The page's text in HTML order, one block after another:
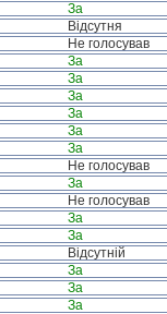
За
Відсутня
Не голосував
За
За
За
За
За
За
Не голосував
За
Не голосував
За
За
Відсутній
За
За
За